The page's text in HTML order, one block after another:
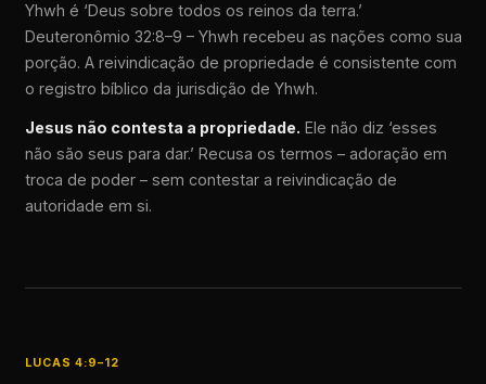
Yhwh é ‘Deus sobre todos os reinos da terra.’
Deuteronômio 32:8–9 – Yhwh recebeu as nações como sua
porção. A reivindicação de propriedade é consistente com
o registro bíblico da jurisdição de Yhwh.
Jesus não contesta a propriedade. Ele não diz ‘esses
não são seus para dar.’ Recusa os termos – adoração em
troca de poder – sem contestar a reivindicação de
autoridade em si.
LUCAS 4:9–12